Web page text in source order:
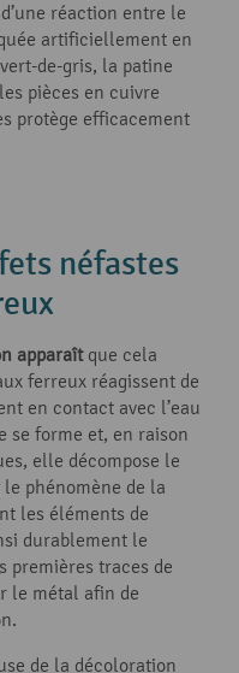
réaction entre le
artificiellement en
de-gris, la patine
pièces en cuivre
protège efficacement
néfastes
apparaîtque cela
ferreux réagissent de
en contact avec l’eau
se forme et, en raison
elle décompose le
le phénomène de la
les éléments de
durablement le
premières traces de
le métal afin de
de la décoloration